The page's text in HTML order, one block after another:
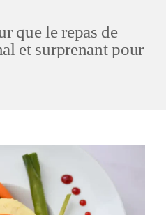
que le repas de
et surprenant pour